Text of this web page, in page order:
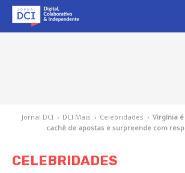
Jornal DCI › DCI Mais › Celebridades › Virgínia
cachê de apostas e surpreende com
CELEBRIDADES